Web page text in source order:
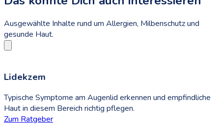
Ausgewählte Inhalte rund um Allergien, Milbenschutz und
gesunde Haut.
Lidekzem
Typische Symptome am Augenlid erkennen und empfindliche
Haut in diesem Bereich richtig pflegen.
Zum Ratgeber